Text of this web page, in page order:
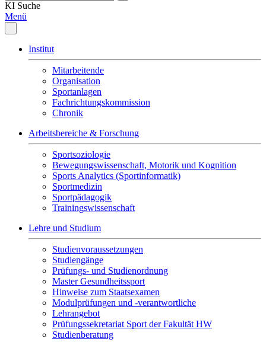
KI Suche
Menü
Institut
Mitarbeitende
Organisation
Sportanlagen
Fachrichtungskommission
Chronik
Arbeitsbereiche & Forschung
Sportsoziologie
Bewegungswissenschaft, Motorik und Kognition
Sports Analytics (Sportinformatik)
Sportmedizin
Sportpädagogik
Trainingswissenschaft
Lehre und Studium
Studienvoraussetzungen
Studiengänge
Prüfungs- und Studienordnung
Master Gesundheitssport
Hinweise zum Staatsexamen
Modulprüfungen und -verantwortliche
Lehrangebot
Prüfungssekretariat Sport der Fakultät HW
Studienberatung